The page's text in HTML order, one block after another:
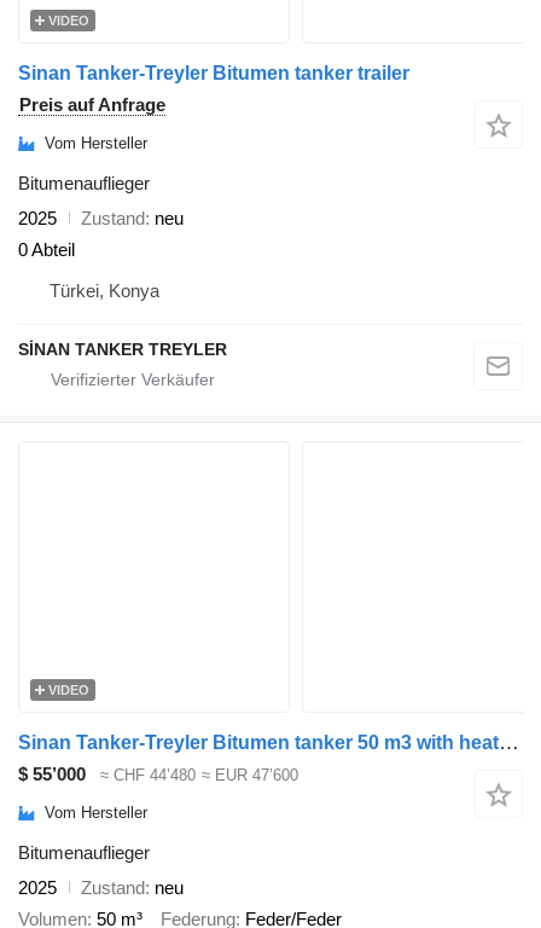
VIDEO
Sinan Tanker-Treyler Bitumen tanker trailer
Preis auf Anfrage
Vom Hersteller
Bitumenauflieger
2025
Zustand neu
0 Abteil
Türkei, Konya
SİNAN TANKER TREYLER
VIDEO
Sinan Tanker-Treyler Bitumen tanker 50 m3 with heating system
$ 55’000 ≈ CHF 44’480 ≈ EUR 47’600
Vom Hersteller
Bitumenauflieger
2025
Zustand neu
Volumen 50 m³ Federung Feder/Feder